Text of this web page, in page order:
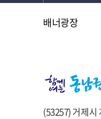
배너광장
(53257) 거제시